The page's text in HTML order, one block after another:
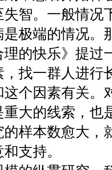
智。一般情况
极端的情况。
的快乐》提过
找一群人进行
个因素有关。
大的线索，也
样本数愈大，
支持。